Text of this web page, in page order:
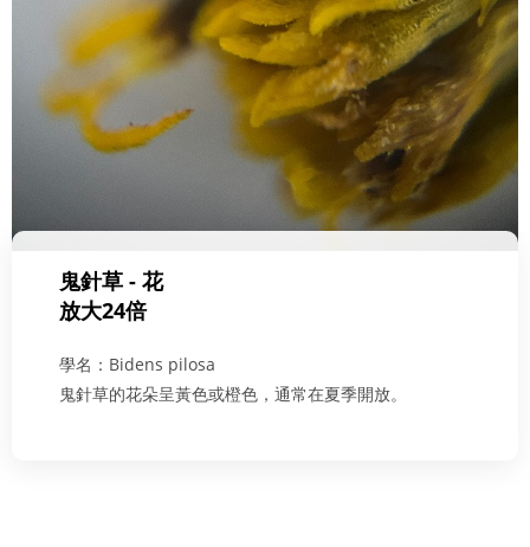
鬼針草 - 花
放大24倍
學名：Bidens pilosa
鬼針草的花朵呈黃色或橙色，通常在夏季開放。